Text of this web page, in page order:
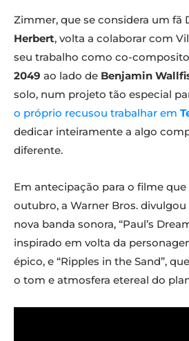
Zimmer, que se considera um fã
Herbert, volta a colaborar com
seu trabalho como co-
2049 ao lado de Benjamin
solo, num projeto tão especial
o próprio recusou trabalhar em
dedicar inteiramente a algo
diferente.
Em antecipação para o filme que
outubro, a Warner Bros.
nova banda sonora, “Paul’s
inspirado em volta da
épico, e “Ripples in the Sand”,
o tom e atmosfera etereal do